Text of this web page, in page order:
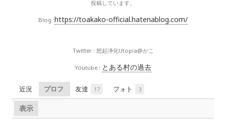
投稿しています。
Blog :https://toakako-official.hatenablog.com/
Twitter : 想起浄化Utopia@かこ
Youtube : とある村の過去
17 3
表示